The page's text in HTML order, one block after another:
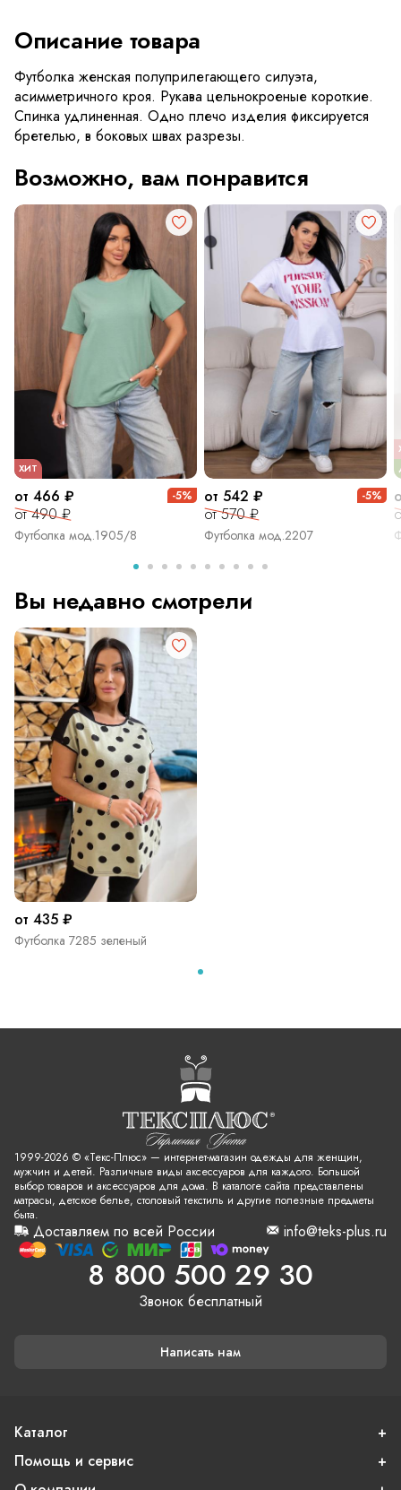
Описание товара
Футболка женская полуприлегающего силуэта,
асимметричного кроя. Рукава цельнокроеные короткие.
Спинка удлиненная. Одно плечо изделия фиксируется
бретелью, в боковых швах разрезы.
Возможно, вам понравится
ХИТ
от 466 ₽
от 490 ₽
-5%
Футболка мод.1905/8
от 542 ₽
от 570 ₽
-5%
Футболка мод.2207
Вы недавно смотрели
от 435 ₽
Футболка 7285 зеленый
1999-2026 © «Текс-Плюс» — интернет-магазин одежды для женщин,
мужчин и детей. Различные виды аксессуаров для каждого. Большой
выбор товаров и аксессуаров для дома. В каталоге сайта представлены
матрасы, детское белье, столовый текстиль и другие полезные предметы
быта.
Доставляем по всей России info@teks-plus.ru
8 800 500 29 30
Звонок бесплатный
Написать нам
Каталог
Помощь и сервис